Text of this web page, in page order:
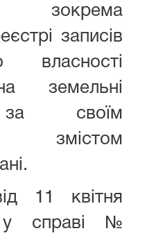
зокрема
записів
земельні
за своїм
змістом
11 квітня
справі №